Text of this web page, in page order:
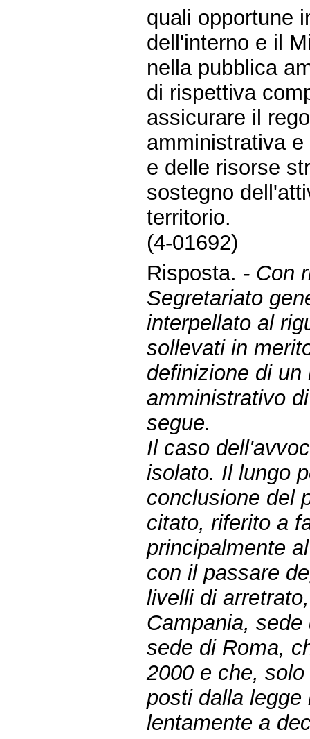
quali opportune
dell'interno e il
nella pubblica
di rispettiva
assicurare il
amministrativa
e delle risorse
sostegno
territorio.
(4-01692)
Risposta. - Con
Segretariato
interpellato al
sollevati in
definizione di
amministrativo
segue.
Il caso
isolato. Il lungo
conclusione del
citato, riferito a
principalmente
con il passare
livelli di
Campania,
sede di Roma,
2000 e che,
posti dalla
lentamente a